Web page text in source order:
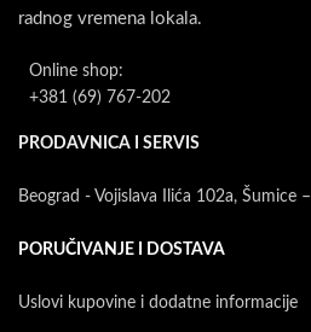
radnog vremena lokala.
Online shop:
+381 (69) 767-202
PRODAVNICA I SERVIS
Beograd - Vojislava Ilića 102a, Šumice
PORUČIVANJE I DOSTAVA
Uslovi kupovine i dodatne informacije